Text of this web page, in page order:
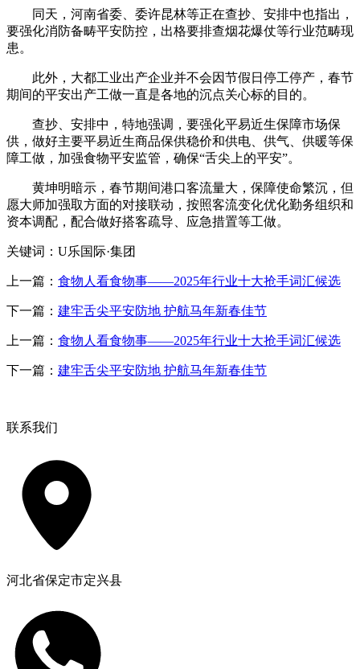
同天，河南省委、委许昆林等正在查抄、安排中也指出，
要强化消防备畴平安防控，出格要排查烟花爆仗等行业范畴现
患。
此外，大都工业出产企业并不会因节假日停工停产，春节
期间的平安出产工做一直是各地的沉点关心标的目的。
查抄、安排中，特地强调，要强化平易近生保障市场保
供，做好主要平易近生商品保供稳价和供电、供气、供暖等保
障工做，加强食物平安监管，确保“舌尖上的平安”。
黄坤明暗示，春节期间港口客流量大，保障使命繁沉，但
愿大师加强取方面的对接联动，按照客流变化优化勤务组织和
资本调配，配合做好搭客疏导、应急措置等工做。
关键词：U乐国际·集团
上一篇： 食物人看食物事——2025年行业十大抢手词汇候选
下一篇： 建牢舌尖平安防地 护航马年新春佳节
上一篇： 食物人看食物事——2025年行业十大抢手词汇候选
下一篇： 建牢舌尖平安防地 护航马年新春佳节
联系我们
河北省保定市定兴县